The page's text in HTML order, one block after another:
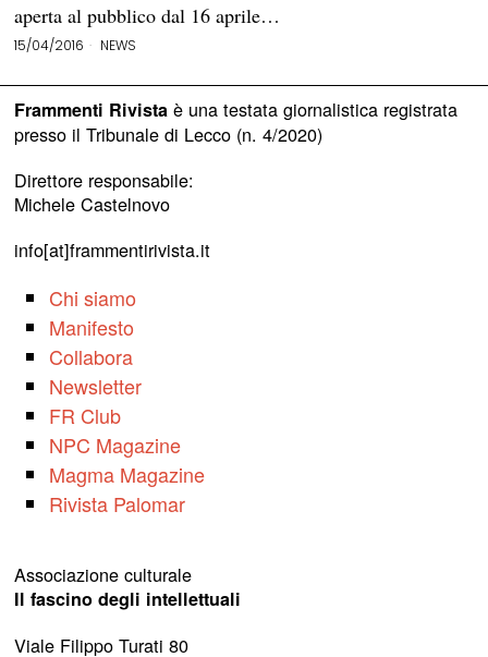
aperta al pubblico dal 16 aprile…
15/04/2016 NEWS
Frammenti Rivistaè una testata giornalistica registrata
presso il Tribunale di Lecco (n. 4/2020)
Direttore responsabile:
Michele Castelnovo
info[at]frammentirivista.it
Chi siamo
Manifesto
Collabora
Newsletter
FR Club
NPC Magazine
Magma Magazine
Rivista Palomar
Associazione culturale
Il fascino degli intellettuali
Viale Filippo Turati 80